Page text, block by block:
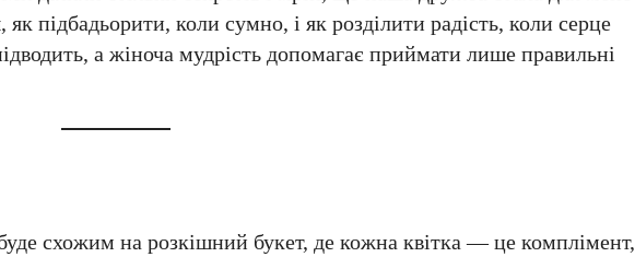
підбадьорити, коли сумно, і як розділити радість, коли серце
а жіноча мудрість допомагає приймати лише правильні
схожим на розкішний букет, де кожна квітка — це комплімент,